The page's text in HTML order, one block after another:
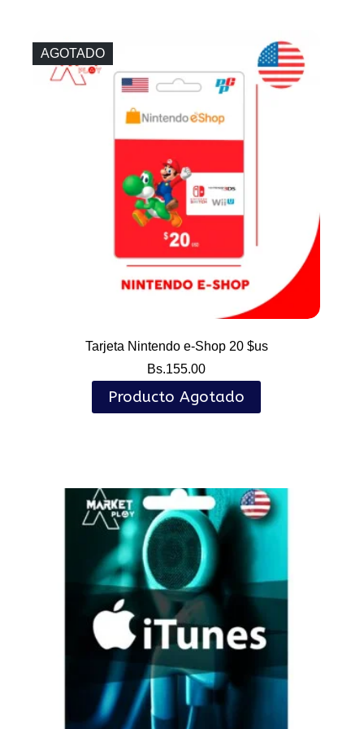
AGOTADO
Tarjeta Nintendo e-Shop 20 $us
Bs.155.00
Producto Agotado